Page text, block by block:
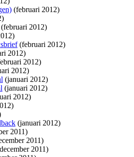
(februari 2012)
(februari 2012)
(februari 2012)
2012)
2012)
2012)
(januari 2012)
(januari 2012)
2012)
(januari 2012)
2011)
2011)
2011)